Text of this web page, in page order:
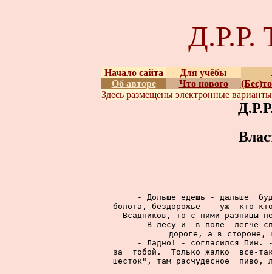
Начало сайта Для учёбы
Об авторе
Что нового
Здесь размещены электронные
- Дольше едешь - дальше
болота, бездорожье -  уж  кто-
Всадников, то с ними разницы
- В лесу и  в поле  легче
дороге, а в стороне,
- Ладно! - согласился Пин.
за  тобой.  Только жалко  все-
шесток", там расчудесное